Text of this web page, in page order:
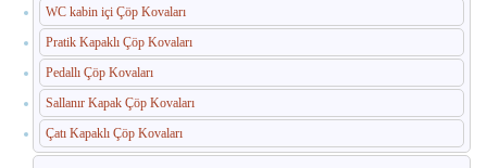
WC kabin içi Çöp Kovaları
Pratik Kapaklı Çöp Kovaları
Pedallı Çöp Kovaları
Sallanır Kapak Çöp Kovaları
Çatı Kapaklı Çöp Kovaları